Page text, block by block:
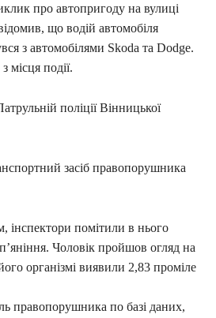
про автопригоду на вулиці
що водій автомобіля
з автомобілями Skoda та Dodge.
події.
поліції Вінницької
засіб правопорушника
інспектори помітили в нього
Чоловік пройшов огляд на
організмі виявили 2,83 проміле
правопорушника по базі даних,